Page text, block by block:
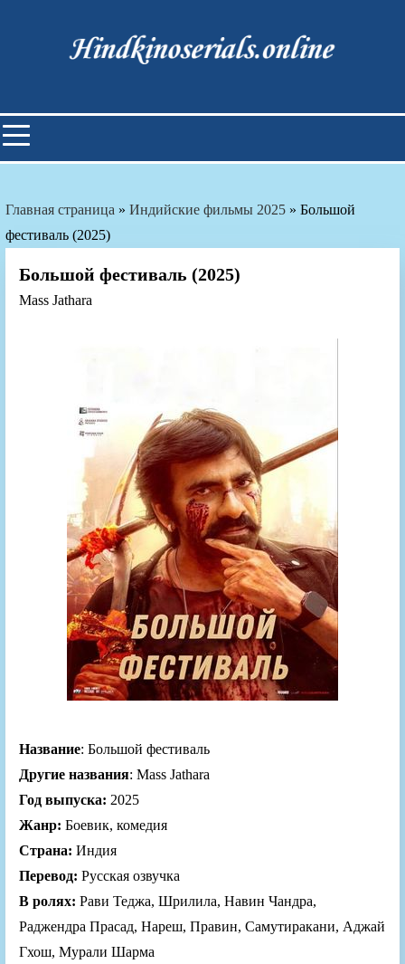
Индийские фильмы смотреть
онлайн
Главная страница » Индийские фильмы 2025 » Большой
фестиваль (2025)
Большой фестиваль (2025)
Mass Jathara
Название: Большой фестиваль
Другие названия: Mass Jathara
Год выпуска: 2025
Жанр: Боевик, комедия
Страна: Индия
Перевод: Русская озвучка
В ролях: Рави Теджа, Шрилила, Навин Чандра,
Раджендра Прасад, Нареш, Правин, Самутиракани, Аджай
Гхош, Мурали Шарма